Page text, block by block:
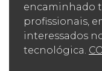
encaminhado
profissionais,
interessados
tecnológica.